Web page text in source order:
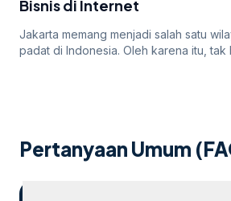
Bisnis di Internet
Jakarta memang menjadi salah satu
padat di Indonesia. Oleh karena itu, tak
cukup? Atau […]
Pertanyaan Umum